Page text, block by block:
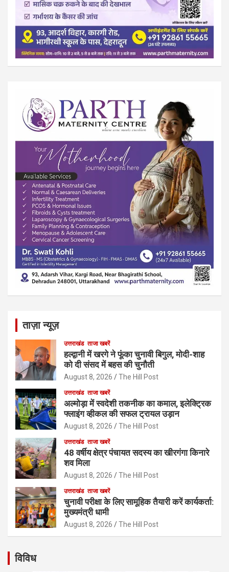
ताज़ा न्यूज़
उत्तराखंड ताजा खबरें
हल्द्वानी में खरगे ने फूंका चुनावी बिगुल, मोदी-शाह
को दी संसद में बहस की चुनौती
August 8, 2026 The Hill Post
उत्तराखंड ताजा खबरें
अल्मोड़ा में स्वदेशी तकनीक का कमाल, इलेक्ट्रिक
फ्लाइंग व्हीकल की सफल ट्रायल उड़ान
August 8, 2026 The Hill Post
उत्तराखंड ताजा खबरें
48 वर्षीय क्षेत्र पंचायत सदस्य का खीरगंगा किनारे
शव मिला
August 8, 2026 The Hill Post
उत्तराखंड ताजा खबरें
चुनावी परीक्षा के लिए सामूहिक तैयारी करें कार्यकर्ता:
मुख्यमंत्री धामी
August 8, 2026 The Hill Post
विविध